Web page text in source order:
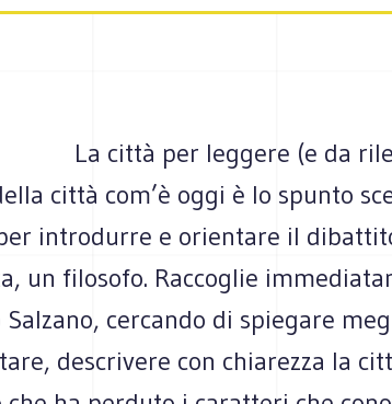
La città per leggere (e da
città com’è oggi è lo spunto
introdurre e orientare il
un filosofo. Raccoglie
Salzano, cercando di spiegare
descrivere con chiarezza la